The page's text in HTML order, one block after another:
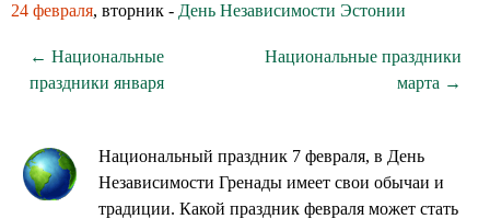
24 февраля, вторник - День Независимости Эстонии
← Национальные
праздники января
Национальные праздники
марта →
Национальный праздник 7 февраля, в День
Независимости Гренады имеет свои обычаи и
традиции. Какой праздник февраля может стать